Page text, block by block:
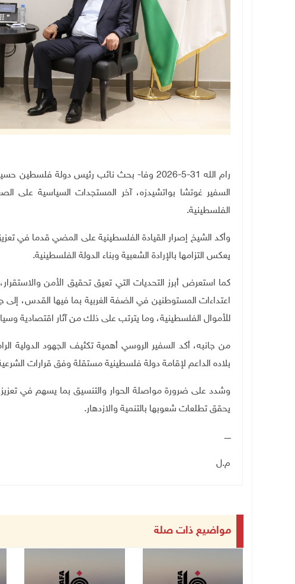
رام الله 31-5-2026 وفا- بحث نائب رئيس دولة
السفير غوتشا بواتشيدزه، آخر المستجدات السياسية على
الفلسطينية.
وأكد الشيخ إصرار القيادة الفلسطينية على المضي قدما في
يعكس التزامها بالإرادة الشعبية وبناء الدولة الفلسطينية.
كما استعرض أبرز التحديات التي تعيق تحقيق الأمن
اعتداءات المستوطنين في الضفة الغربية بما فيها القدس، إلى
للأموال الفلسطينية، وما يترتب على ذلك من آثار اقتصادية
من جانبه، أكد السفير الروسي أهمية تكثيف الجهود الدولية
بلاده الداعم لإقامة دولة فلسطينية مستقلة وفق قرارات
وشدد على ضرورة مواصلة الحوار والتنسيق بما يسهم في
يحقق تطلعات شعوبها بالتنمية والازدهار.
ـــــ
م.ل
مواضيع ذات صلة